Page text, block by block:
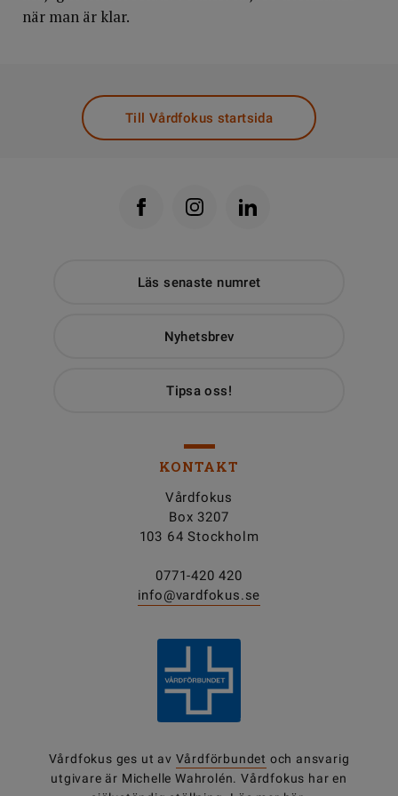
när man är klar.
Till Vårdfokus startsida
Läs senaste numret
Nyhetsbrev
Tipsa oss!
KONTAKT
Vårdfokus
Box 3207
103 64 Stockholm
0771-420 420
info@vardfokus.se
Vårdfokus ges ut av Vårdförbundet och ansvarig
utgivare är Michelle Wahrolén. Vårdfokus har en